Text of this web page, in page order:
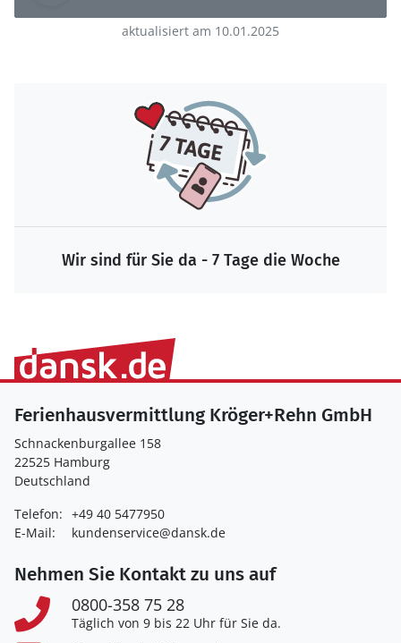
aktualisiert am 10.01.2025
Wir sind für Sie da - 7 Tage die Woche
Ferienhausvermittlung Kröger+Rehn GmbH
Schnackenburgallee 158
22525 Hamburg
Deutschland
Telefon: +49 40 5477950
E-Mail:
kundenservice@dansk.de
Nehmen Sie Kontakt zu uns auf
0800-358 75 28
Täglich von 9 bis 22 Uhr für Sie da.